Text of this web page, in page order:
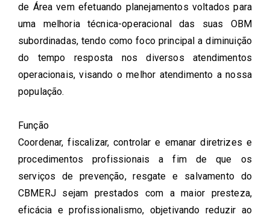
de Área vem efetuando planejamentos voltados para
uma melhoria técnica-operacional das suas OBM
subordinadas, tendo como foco principal a diminuição
do tempo resposta nos diversos atendimentos
operacionais, visando o melhor atendimento a nossa
população.
Função
Coordenar, fiscalizar, controlar e emanar diretrizes e
procedimentos profissionais a fim de que os
serviços de prevenção, resgate e salvamento do
CBMERJ sejam prestados com a maior presteza,
eficácia e profissionalismo, objetivando reduzir ao